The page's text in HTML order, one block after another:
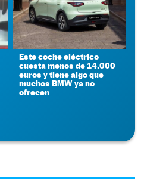
Este coche eléctrico
cuesta menos de 14.000
euros y tiene algo que
muchos BMW ya no
ofrecen